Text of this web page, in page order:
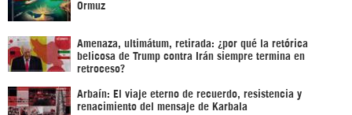
Ormuz
Amenaza, ultimátum, retirada: ¿por qué la retórica
belicosa de Trump contra Irán siempre termina en
retroceso?
Arbaín: El viaje eterno de recuerdo, resistencia y
renacimiento del mensaje de Karbala